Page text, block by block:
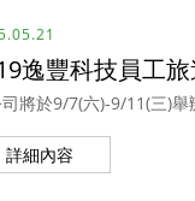
逸豐科技員工
將於9/7(六)-9/11(三)
詳細內容